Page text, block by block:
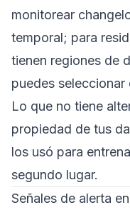
monitorear
temporal; para
tienen regiones de
puedes seleccionar
Lo que no tiene
propiedad de tus
los usó para
segundo lugar.
Señales de alerta